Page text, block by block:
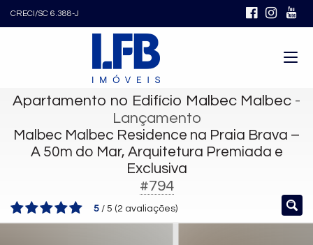
CRECI/SC 6.388-J
Apartamento no Edifício Malbec Malbec -
Lançamento
Malbec Malbec Residence na Praia Brava –
A 50m do Mar, Arquitetura Premiada e
Exclusiva
#794
5 / 5 (2 avaliações)